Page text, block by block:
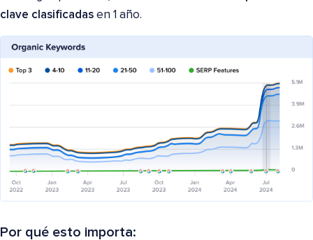
clave clasificadas en 1 año.
Por qué esto importa: